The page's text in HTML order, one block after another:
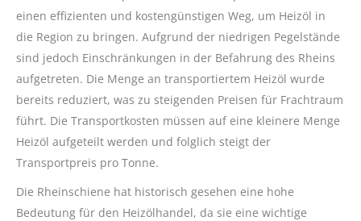
einen effizienten und kostengünstigen Weg, um Heizöl in
die Region zu bringen. Aufgrund der niedrigen Pegelstände
sind jedoch Einschränkungen in der Befahrung des Rheins
aufgetreten. Die Menge an transportiertem Heizöl wurde
bereits reduziert, was zu steigenden Preisen für Frachtraum
führt. Die Transportkosten müssen auf eine kleinere Menge
Heizöl aufgeteilt werden und folglich steigt der
Transportpreis pro Tonne.
Die Rheinschiene hat historisch gesehen eine hohe
Bedeutung für den Heizölhandel, da sie eine wichtige